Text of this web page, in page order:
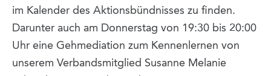
im Kalender des Aktionsbündnisses zu finden.
Darunter auch am Donnerstag von 19:30 bis 20:00
Uhr eine Gehmediation zum Kennenlernen von
unserem Verbandsmitglied Susanne Melanie